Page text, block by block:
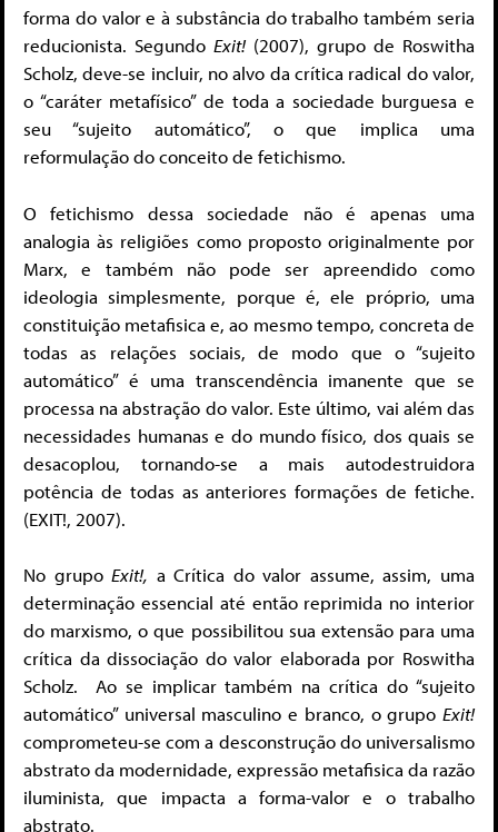
forma do valor e à substância do trabalho também seria
reducionista. SegundoExit! (2007), grupo de Roswitha
Scholz, deve-se incluir, no alvo da crítica radical do valor,
o “caráter metafísico” de toda a sociedade burguesa e
seu “sujeito automático”, o que implica uma
reformulação do conceito de fetichismo.
O fetichismo dessa sociedade não é apenas uma
analogia às religiões como proposto originalmente por
Marx, e também não pode ser apreendido como
ideologia simplesmente, porque é, ele próprio, uma
constituição metafisica e, ao mesmo tempo, concreta de
todas as relações sociais, de modo que o “sujeito
automático” é uma transcendência imanente que se
processa na abstração do valor. Este último, vai além das
necessidades humanas e do mundo físico, dos quais se
desacoplou, tornando-se a mais autodestruidora
potência de todas as anteriores formações de fetiche.
(EXIT!, 2007).
No grupoExit!, a Crítica do valor assume, assim, uma
determinação essencial até então reprimida no interior
do marxismo, o que possibilitou sua extensão para uma
crítica da dissociação do valor elaborada por Roswitha
Scholz. Ao se implicar também na crítica do “sujeito
automático” universal masculino e branco, o grupo Exit!
comprometeu-se com a desconstrução do universalismo
abstrato da modernidade, expressão metafisica da razão
iluminista, que impacta a forma-valor e o trabalho
abstrato.